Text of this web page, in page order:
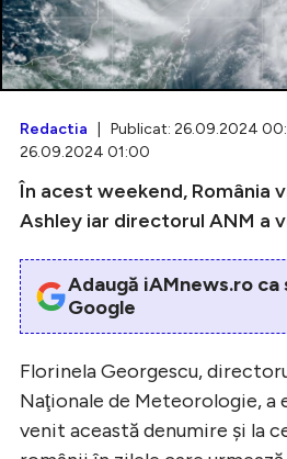
Creează cont
Redactia | Publicat: 26.09.2024
26.09.2024 01:00
În acest weekend, România
Ashley iar directorul ANM a
Adaugă iAMnews.ro
Google
Florinela Georgescu,
Naţionale de Meteorologie, a
venit această denumire şi la